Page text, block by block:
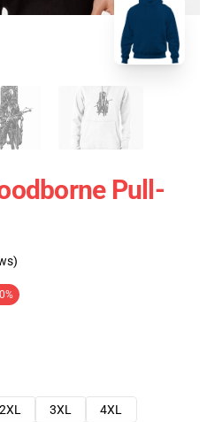
Pull-
2XL 3XL
4XL